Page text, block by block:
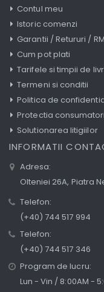
Contul meu
Istoric comenzi
Garantii / Retururi /
Cum pot plati
Tarifele si timpii de
Termeni si conditii
Politica de
Protectia
Solutionarea litigiilor
INFORMATII
Adresa:
Olteniei 26A, Piatra
Telefon:
(+40) 744 517 994
Telefon:
(+40) 744 517 346
Program de lucru:
Lun - Vin / 8:00AM -